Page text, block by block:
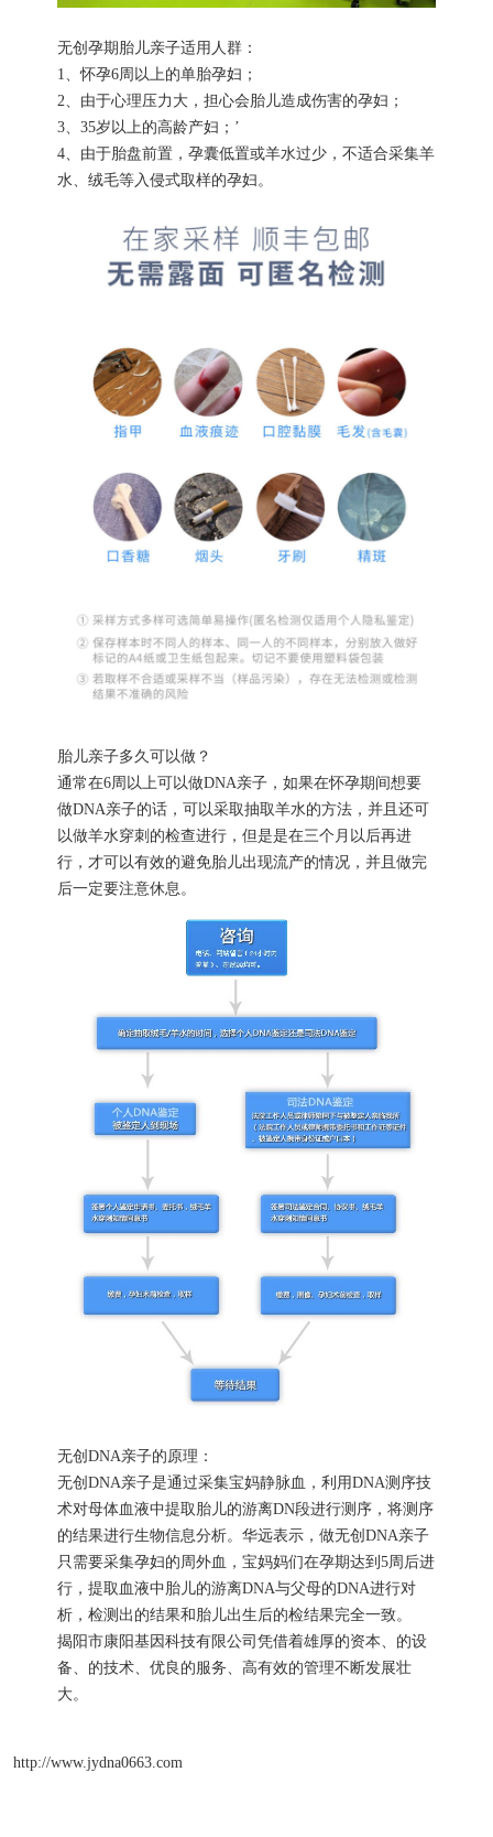
无创孕期胎儿亲子适用人群：
1、怀孕6周以上的单胎孕妇；
2、由于心理压力大，担心会胎儿造成伤害的孕妇；
3、35岁以上的高龄产妇；’
4、由于胎盘前置，孕囊低置或羊水过少，不适合采集羊
水、绒毛等入侵式取样的孕妇。
胎儿亲子多久可以做？
通常在6周以上可以做DNA亲子，如果在怀孕期间想要
做DNA亲子的话，可以采取抽取羊水的方法，并且还可
以做羊水穿刺的检查进行，但是是在三个月以后再进
行，才可以有效的避免胎儿出现流产的情况，并且做完
后一定要注意休息。
无创DNA亲子的原理：
无创DNA亲子是通过采集宝妈静脉血，利用DNA测序技
术对母体血液中提取胎儿的游离DN段进行测序，将测序
的结果进行生物信息分析。华远表示，做无创DNA亲子
只需要采集孕妇的周外血，宝妈妈们在孕期达到5周后进
行，提取血液中胎儿的游离DNA与父母的DNA进行对
析，检测出的结果和胎儿出生后的检结果完全一致。
揭阳市康阳基因科技有限公司凭借着雄厚的资本、的设
备、的技术、优良的服务、高有效的管理不断发展壮
大。
http://www.jydna0663.com